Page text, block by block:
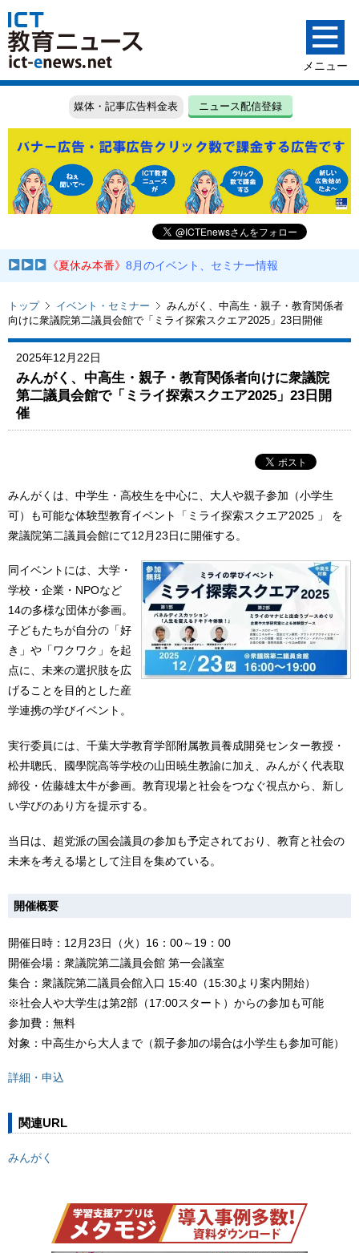
媒体・記事広告料金表 ニュース配信登録
《夏休み本番》8月のイベント、セミナー情報
トップ イベント・セミナー
みんがく、中高生・親子・教育関係者
向けに衆議院第二議員会館で「ミライ探索スクエア2025」23日開催
2025年12月22日
みんがく、中高生・親子・教育関係者向けに衆議院
第二議員会館で「ミライ探索スクエア2025」23日開
催
みんがくは、中学生・高校生を中心に、大人や親子参加（小学生
可）も可能な体験型教育イベント「ミライ探索スクエア2025 」 を
衆議院第二議員会館にて12月23日に開催する。
同イベントには、大学・
学校・企業・NPOなど
14の多様な団体が参画。
子どもたちが自分の「好
き」や「ワクワク」を起
点に、未来の選択肢を広
げることを目的とした産
学連携の学びイベント。
実行委員には、千葉大学教育学部附属教員養成開発センター教授・
松井聰氏、國學院高等学校の山田暁生教諭に加え、みんがく代表取
締役・佐藤雄太牛が参画。教育現場と社会をつなぐ視点から、新し
い学びのあり方を提示する。
当日は、超党派の国会議員の参加も予定されており、教育と社会の
未来を考える場として注目を集めている。
開催概要
開催日時：12月23日（火）16：00～19：00
開催会場：衆議院第二議員会館 第一会議室
集合：衆議院第二議員会館入口 15:40（15:30より案内開始）
※社会人や大学生は第2部（17:00スタート）からの参加も可能
参加費：無料
対象：中高生から大人まで（親子参加の場合は小学生も参加可能）
詳細・申込
関連URL
みんがく